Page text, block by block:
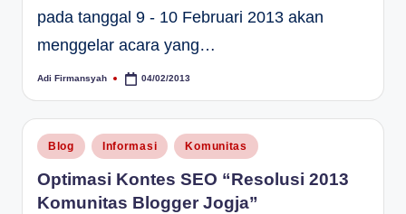
pada tanggal 9 - 10 Februari 2013 akan
menggelar acara yang…
Posted
Adi Firmansyah 04/02/2013
Posted
in
Blog Informasi Komunitas
Optimasi Kontes SEO “Resolusi 2013
Komunitas Blogger Jogja”